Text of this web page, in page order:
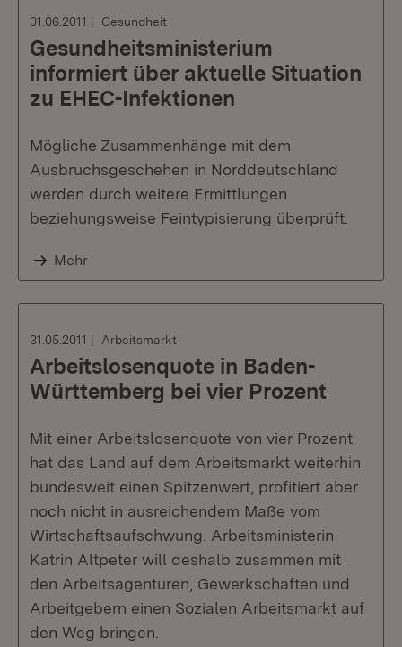
01.06.2011 Gesundheit
Gesundheitsministerium
informiert über aktuelle Situation
zu EHEC-Infektionen
Mögliche Zusammenhänge mit dem
Ausbruchsgeschehen in Norddeutschland
werden durch weitere Ermittlungen
beziehungsweise Feintypisierung überprüft.
Mehr
31.05.2011 Arbeitsmarkt
Arbeitslosenquote in Baden-
Württemberg bei vier Prozent
Mit einer Arbeitslosenquote von vier Prozent
hat das Land auf dem Arbeitsmarkt weiterhin
bundesweit einen Spitzenwert, profitiert aber
noch nicht in ausreichendem Maße vom
Wirtschaftsaufschwung. Arbeitsministerin
Katrin Altpeter will deshalb zusammen mit
den Arbeitsagenturen, Gewerkschaften und
Arbeitgebern einen Sozialen Arbeitsmarkt auf
den Weg bringen.